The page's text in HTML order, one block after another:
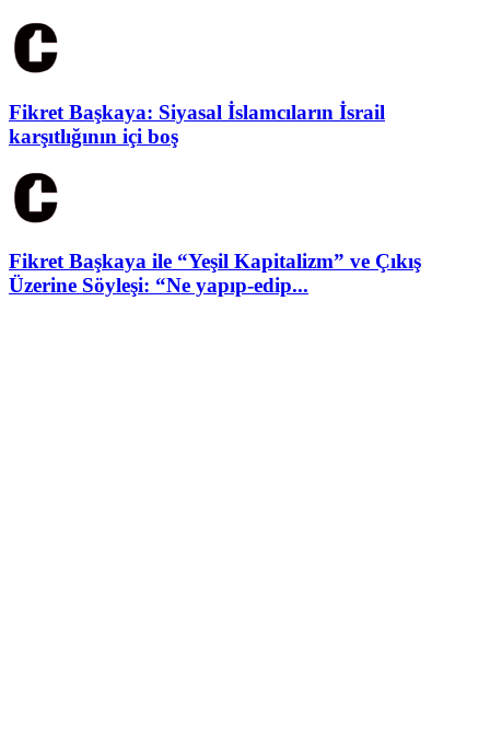
Fikret Başkaya: Siyasal İslamcıların İsrail
karşıtlığının içi boş
Fikret Başkaya ile “Yeşil Kapitalizm” ve Çıkış
Üzerine Söyleşi: “Ne yapıp-edip...